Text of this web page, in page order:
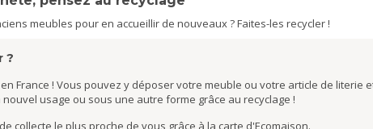
meubles pour en accueillir de nouveaux ? Faites-les recycler !
?
France ! Vous pouvez y déposer votre meuble ou votre article de literie
usage ou sous une autre forme grâce au recyclage !
collecte le plus proche de vous grâce à la carte d'Ecomaison.